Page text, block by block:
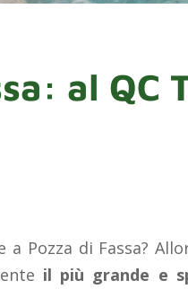
al QC
a Pozza di Fassa?
il più grande e